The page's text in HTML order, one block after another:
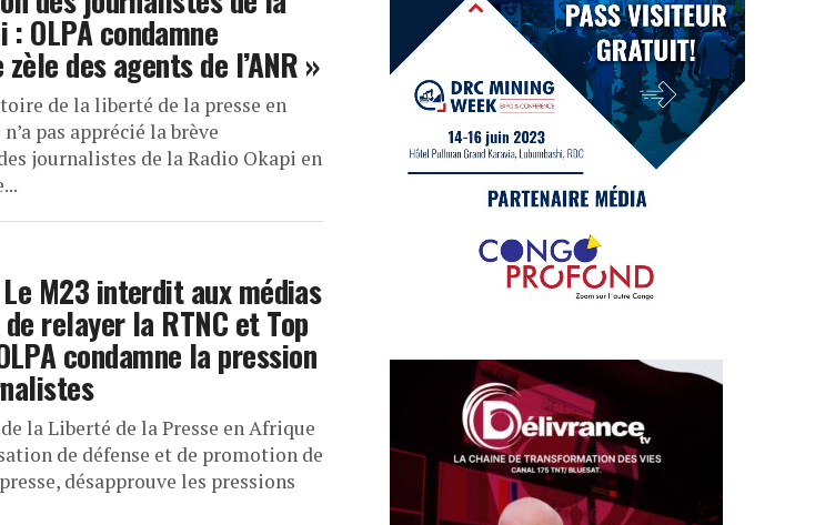
: OLPA condamne
zèle des agents de l’ANR »
de la liberté de la presse en
pas apprécié la brève
journalistes de la Radio Okapi en
M23 interdit aux médias
relayer la RTNC et Top
condamne la pression
la Liberté de la Presse en Afrique
de défense et de promotion de
désapprouve les pressions